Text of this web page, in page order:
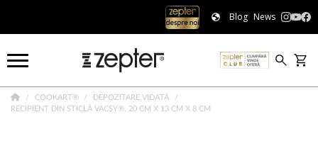
Blog News
COOKART®
DEPOZITARE VIDATĂ
RECIPIENT DIN STICLĂ VACSY®, 20 CM X 13 CM X 8 CM